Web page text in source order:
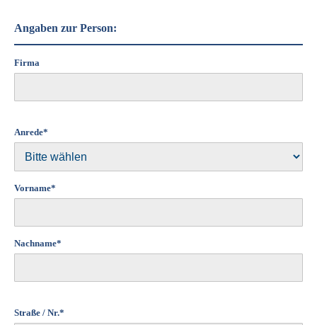
Angaben zur Person:
Firma
Anrede*
Vorname*
Nachname*
Straße / Nr.*